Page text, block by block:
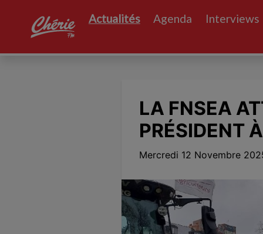
Actualités Agenda Interviews
LA FNSEA
PRÉSIDENT
Mercredi 12 Novembre